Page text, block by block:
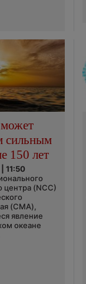
сильным
150 лет
11:50
центра (NCC)
(CMA),
явление
океане